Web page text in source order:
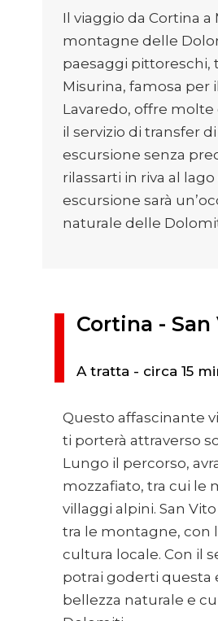
Il viaggio da Cortina a
montagne delle
paesaggi pittoreschi,
Misurina, famosa per
Lavaredo, offre molte
il servizio di transfer
escursione senza
rilassarti in riva al
escursione sarà
naturale delle
Cortina -
A tratta - circa 15
Questo affascinante
ti porterà attraverso
Lungo il percorso,
mozzafiato, tra cui le
villaggi alpini. San
tra le montagne, con
cultura locale. Con il
potrai goderti questa
bellezza naturale e